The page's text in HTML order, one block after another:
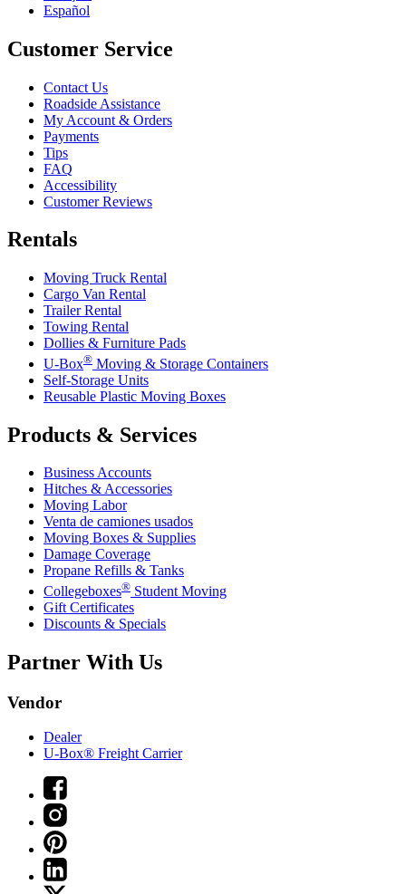
Español
Customer Service
Contact Us
Roadside Assistance
My Account & Orders
Payments
Tips
FAQ
Accessibility
Customer Reviews
Rentals
Moving Truck Rental
Cargo Van Rental
Trailer Rental
Towing Rental
Dollies & Furniture Pads
U-Box® Moving & Storage Containers
Self-Storage Units
Reusable Plastic Moving Boxes
Products & Services
Business Accounts
Hitches & Accessories
Moving Labor
Venta de camiones usados
Moving Boxes & Supplies
Damage Coverage
Propane Refills & Tanks
Collegeboxes® Student Moving
Gift Certificates
Discounts & Specials
Partner With Us
Vendor
Dealer
U-Box® Freight Carrier